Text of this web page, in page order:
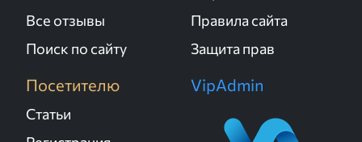
Все отзывы
Поиск по сайту
Правила сайта
Защита прав
Посетителю
Статьи
VipAdmin